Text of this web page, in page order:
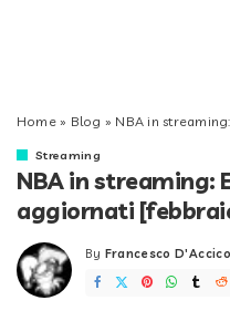
Home» Blog » NBA in streaming:
Streaming
NBA in streaming:
aggiornati
Posted
by
By Francesco D'Accico